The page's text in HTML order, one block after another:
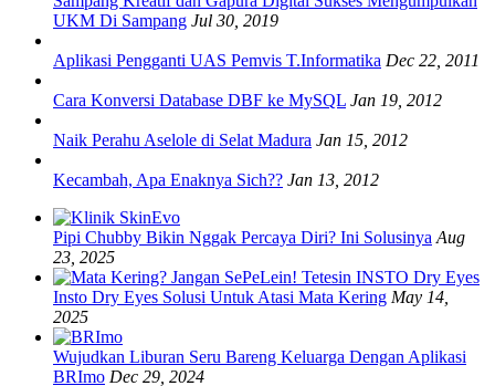
UKM Di Sampang Jul 30, 2019
Aplikasi Pengganti UAS Pemvis T.Informatika Dec 22, 2011
Cara Konversi Database DBF ke MySQL Jan 19, 2012
Naik Perahu Aselole di Selat Madura Jan 15, 2012
Kecambah, Apa Enaknya Sich?? Jan 13, 2012
Pipi Chubby Bikin Nggak Percaya Diri? Ini Solusinya Aug
23, 2025
Insto Dry Eyes Solusi Untuk Atasi Mata Kering May 14,
2025
Wujudkan Liburan Seru Bareng Keluarga Dengan Aplikasi
BRImo Dec 29, 2024